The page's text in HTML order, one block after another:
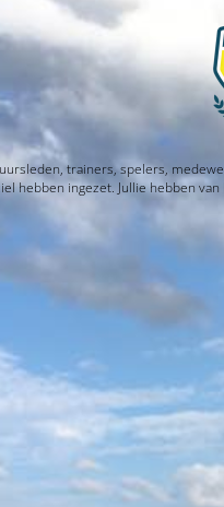
trainers, spelers,
hebben ingezet. Jullie hebben